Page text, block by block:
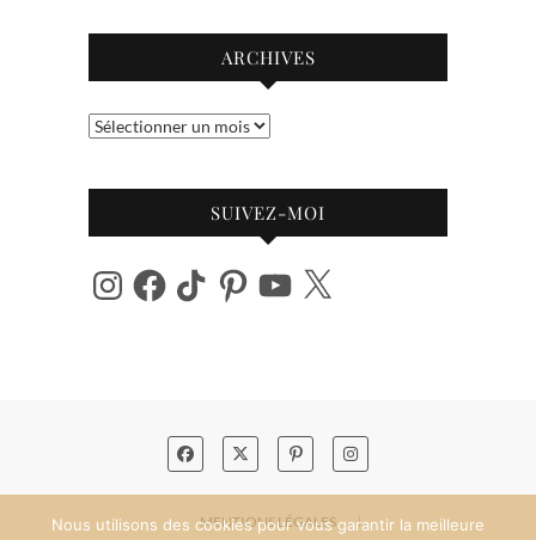
ARCHIVES
Archives
SUIVEZ-MOI
InstagramFacebook
TikTok PinterestYouTube
X
MENTIONS LÉGALES
Nous utilisons des cookies pour vous garantir la meilleure